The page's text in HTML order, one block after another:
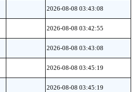
2026-08-08 03:43:08
2026-08-08 03:42:55
2026-08-08 03:43:08
2026-08-08 03:45:19
2026-08-08 03:45:19